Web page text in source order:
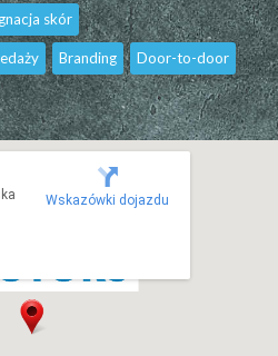
skór
Branding Door-to-door
Wskazówki dojazdu